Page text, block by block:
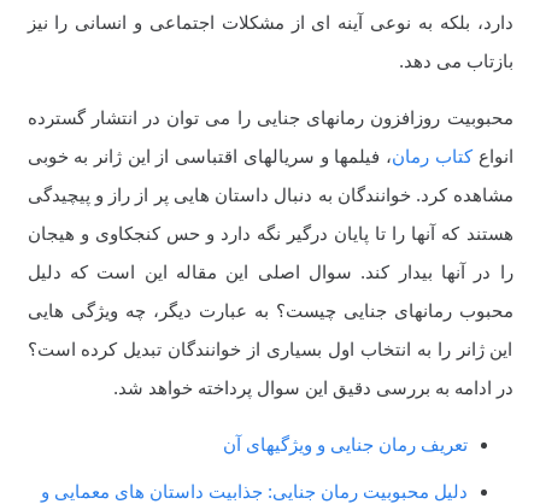
دارد، بلکه به نوعی آینه ای از مشکلات اجتماعی و انسانی را نیز
بازتاب می دهد.
محبوبیت روزافزون رمانهای جنایی را می توان در انتشار گسترده
انواعکتاب رمان، فیلمها و سریالهای اقتباسی از این ژانر به خوبی
مشاهده کرد. خوانندگان به دنبال داستان هایی پر از راز و پیچیدگی
هستند که آنها را تا پایان درگیر نگه دارد و حس کنجکاوی و هیجان
را در آنها بیدار کند. سوال اصلی این مقاله این است که دلیل
محبوب رمانهای جنایی چیست؟ به عبارت دیگر، چه ویژگی هایی
این ژانر را به انتخاب اول بسیاری از خوانندگان تبدیل کرده است؟
در ادامه به بررسی دقیق این سوال پرداخته خواهد شد.
تعریف رمان جنایی و ویژگیهای آن
دلیل محبوبیت رمان جنایی: جذابیت داستان های معمایی و